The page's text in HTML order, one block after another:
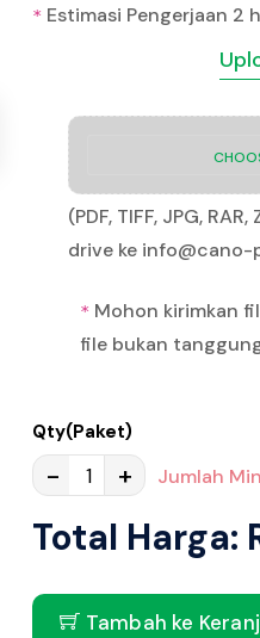
* Estimasi Pengerjaan 2
(PDF, TIFF, JPG,
drive ke
* Mohon kirimkan
file bukan
Qty(Paket)
- + Jumlah
Total Harga:
Tambah ke